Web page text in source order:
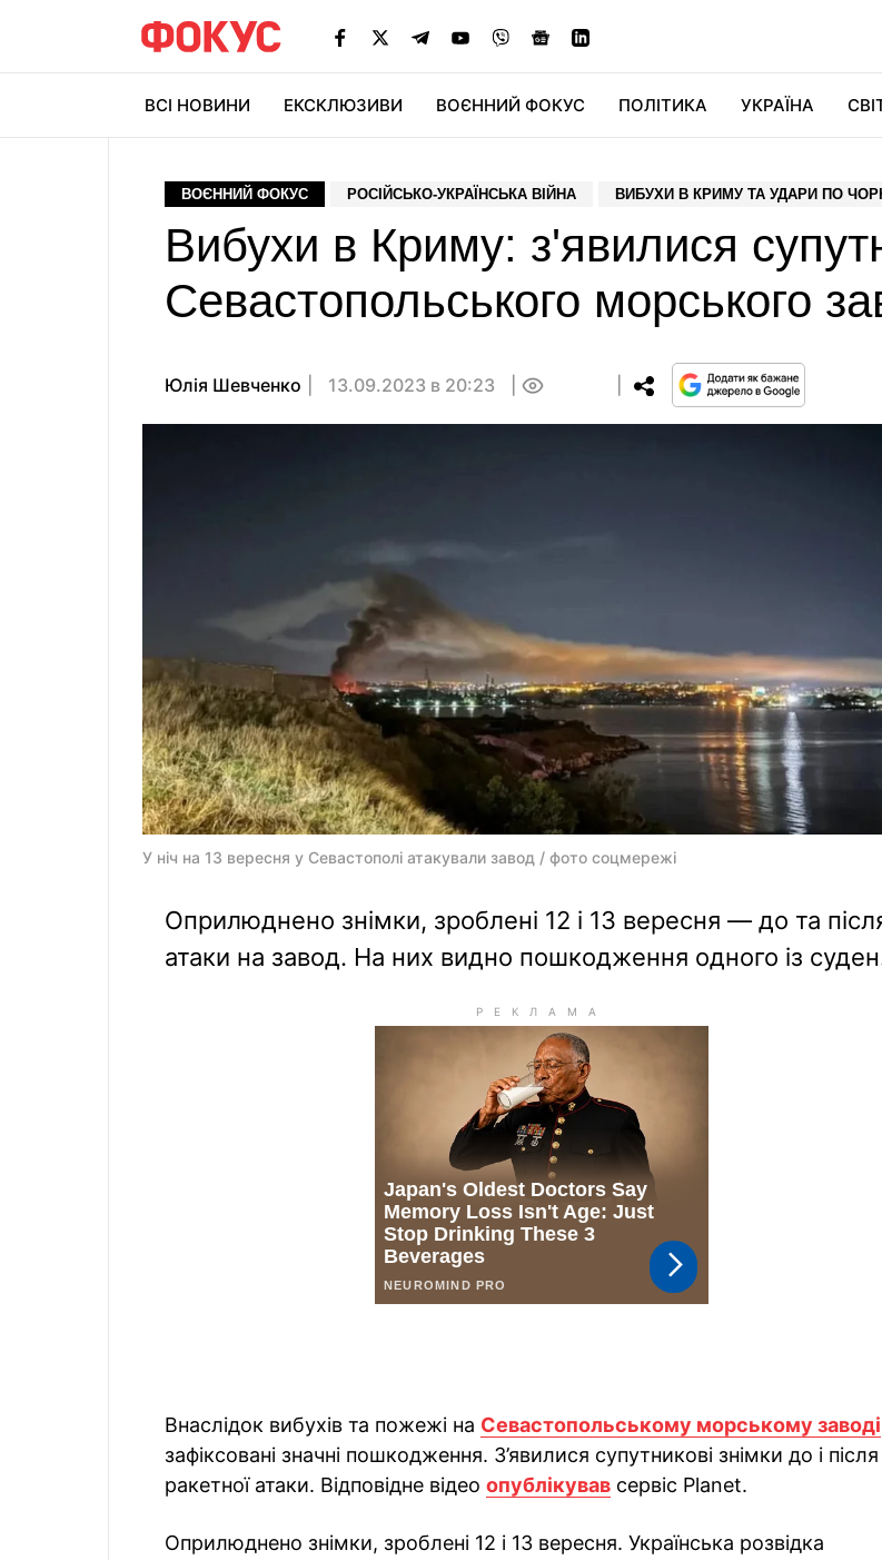
ВСІ НОВИНИ ЕКСКЛЮЗИВИ ВОЄННИЙ ФОКУС ПОЛІТИКА УКРАЇНА
ВОЄННИЙ ФОКУС РОСІЙСЬКО-УКРАЇНСЬКА ВІЙНА ВИБУХИ В КРИМУ ТА УДАРИ ПО
Вибухи в Криму: з'явилися
Севастопольського морського
Юлія Шевченко 13.09.2023 в 20:23
У ніч на 13 вересня у Севастополі атакували завод / фото соцмережі
Оприлюднено знімки, зроблені 12 і 13 вересня — до та
атаки на завод. На них видно пошкодження одного із
Внаслідок вибухів та пожежі на Севастопольському морському заводі
зафіксовані значні пошкодження. З’явилися супутникові знімки до і після
ракетної атаки. Відповідне відео опублікував сервіс Planet.
Оприлюднено знімки, зроблені 12 і 13 вересня. Українська розвідка